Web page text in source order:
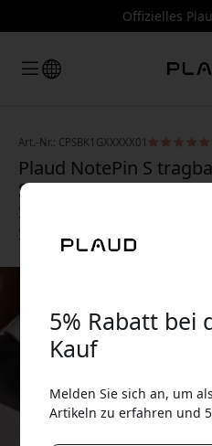
Offizielles
Art.-Nr.: CPSBK1GXXXXX01
Plaud NotePin S
Sprachrekorder mit
Speicher und bis zu 20
Schwarz
5% Rabatt bei
Kauf
Melden Sie sich an, um
Artikeln zu erfahren und
🎉 Dein
Verwende diesen Code
Rabatt zu